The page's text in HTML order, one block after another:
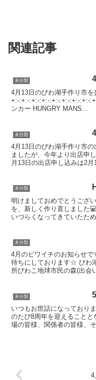
関連記事
未分類
4月13日のびわ湖手作り市
+:-:+:-:+:-:+:-:+:-:+:-:+:-:+:-
ンカー HUNGRY MANS...
未分類
4月13日のびわ湖手作り市
ましたが、今年より出店申
月13日の出店申し込みは2
未分類
明けましておめでとうござ
を、新しく作り直しました
いづらくなってきていたた
未分類
4月のビワイチのお知らせ
待ちにしております☆ ⁡びわ
所びわこ地球市民の森(出
未分類
いつもお世話になっており
のたび8周年を迎えること
場の皆様、関係者の皆様、
4